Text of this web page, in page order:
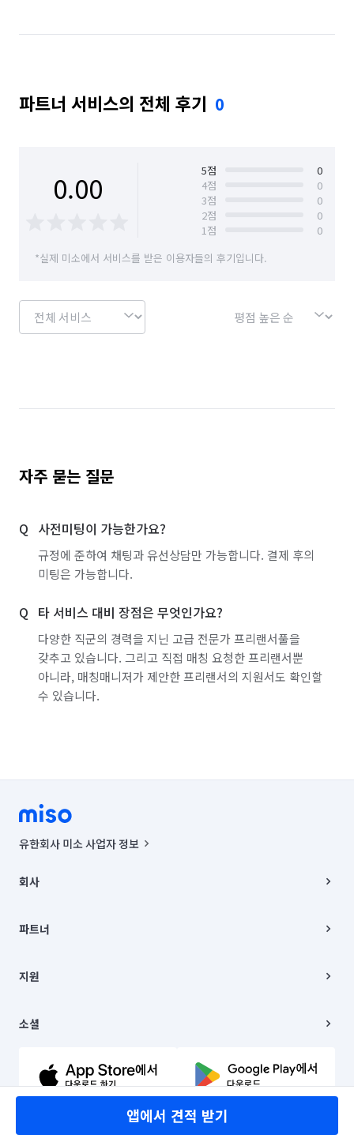
파트너 서비스의 전체 후기 0
0.00 5점
0
4점
0
3점
0
2점
0
1점
0
*실제 미소에서 서비스를 받은 이용자들의 후기입니다.
자주 묻는 질문
사전미팅이 가능한가요?
규정에 준하여 채팅과 유선상담만 가능합니다. 결제 후의
미팅은 가능합니다.
타 서비스 대비 장점은 무엇인가요?
다양한 직군의 경력을 지닌 고급 전문가 프리랜서풀을
갖추고 있습니다. 그리고 직접 매칭 요청한 프리랜서뿐
아니라, 매칭매니저가 제안한 프리랜서의 지원서도 확인할
수 있습니다.
앱에서 견적 받기
유한회사 미소 사업자 정보
00019 |
주소 | 본사: 서울특별시 종로구 율곡로 6(중학동, 트윈트리빌딩) B동 5층
컨택센터 : 서울특별시 종로구 수송동 율곡로 24, 7층, 8층 미소
상품, 상품정보, 거래에 관한 의무와 책임은 거래당사자에게 있습니다.
언론 보도 관련 문의:
© 유한회사 미소. Miso, Inc. All Rights Reserved.
회사
채용
파트너
이사
지원
이용약관
문의하기
소셜
유튜브